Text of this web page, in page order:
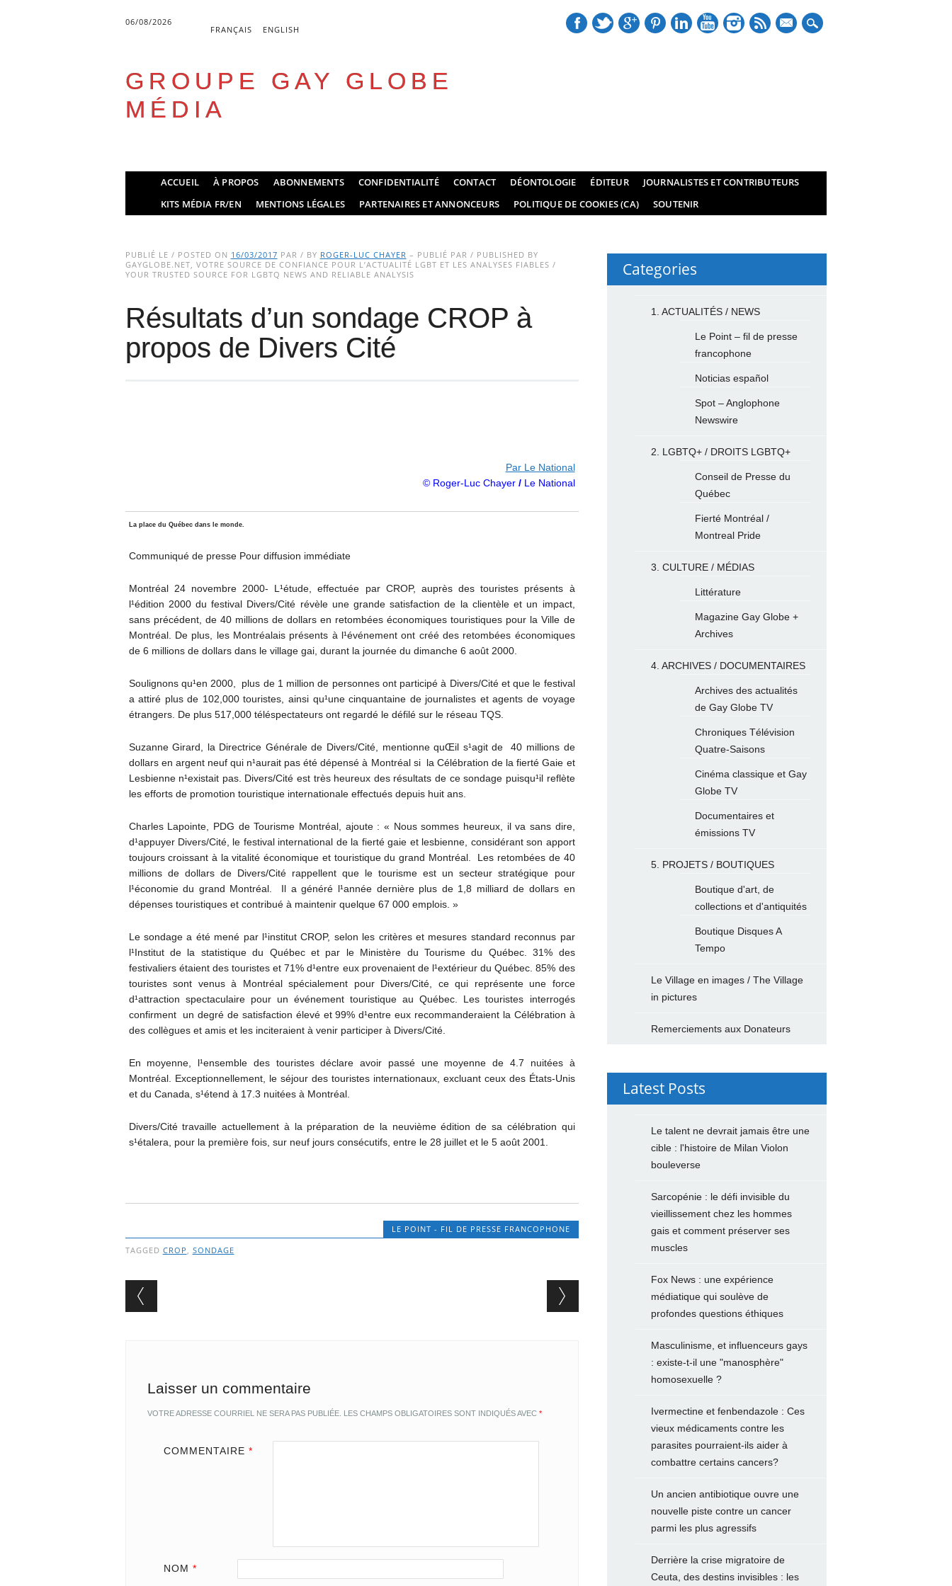
06/08/2026
FRANÇAIS ENGLISH
mail
GROUPE GAY GLOBE
MÉDIA
Main menu
ACCUEIL À PROPOS ABONNEMENTS CONFIDENTIALITÉ CONTACT DÉONTOLOGIE ÉDITEUR
JOURNALISTES ET CONTRIBUTEURS
KITS MÉDIA FR/EN
MENTIONS LÉGALES PARTENAIRES ET ANNONCEURS POLITIQUE DE COOKIES (CA) SOUTENIR
PUBLIÉ LE / POSTED ON 16/03/2017 PAR / BY ROGER-LUC CHAYER – PUBLIÉ PAR / PUBLISHED BY
GAYGLOBE.NET, VOTRE SOURCE DE CONFIANCE POUR L’ACTUALITÉ LGBT ET LES ANALYSES FIABLES /
YOUR TRUSTED SOURCE FOR LGBTQ NEWS AND RELIABLE ANALYSIS
Résultats d’un sondage CROP à
propos de Divers Cité
Par Le National
© Roger-Luc Chayer/Le National
La place du Québec dans le monde.
Communiqué de presse Pour diffusion immédiate
Montréal 24 novembre 2000- L¹étude, effectuée par CROP, auprès des touristes présents à
l¹édition 2000 du festival Divers/Cité révèle une grande satisfaction de la clientèle et un impact,
sans précédent, de 40 millions de dollars en retombées économiques touristiques pour la Ville de
Montréal. De plus, les Montréalais présents à l¹événement ont créé des retombées économiques
de 6 millions de dollars dans le village gai, durant la journée du dimanche 6 août 2000.
Soulignons qu¹en 2000, plus de 1 million de personnes ont participé à Divers/Cité et que le festival
a attiré plus de 102,000 touristes, ainsi qu¹une cinquantaine de journalistes et agents de voyage
étrangers. De plus 517,000 téléspectateurs ont regardé le défilé sur le réseau TQS.
Suzanne Girard, la Directrice Générale de Divers/Cité, mentionne quŒil s¹agit de 40 millions de
dollars en argent neuf qui n¹aurait pas été dépensé à Montréal si la Célébration de la fierté Gaie et
Lesbienne n¹existait pas. Divers/Cité est très heureux des résultats de ce sondage puisqu¹il reflète
les efforts de promotion touristique internationale effectués depuis huit ans.
Charles Lapointe, PDG de Tourisme Montréal, ajoute : « Nous sommes heureux, il va sans dire,
d¹appuyer Divers/Cité, le festival international de la fierté gaie et lesbienne, considérant son apport
toujours croissant à la vitalité économique et touristique du grand Montréal. Les retombées de 40
millions de dollars de Divers/Cité rappellent que le tourisme est un secteur stratégique pour
l¹économie du grand Montréal. Il a généré l¹année dernière plus de 1,8 milliard de dollars en
dépenses touristiques et contribué à maintenir quelque 67 000 emplois. »
Le sondage a été mené par l¹institut CROP, selon les critères et mesures standard reconnus par
l¹Institut de la statistique du Québec et par le Ministère du Tourisme du Québec. 31% des
festivaliers étaient des touristes et 71% d¹entre eux provenaient de l¹extérieur du Québec. 85% des
touristes sont venus à Montréal spécialement pour Divers/Cité, ce qui représente une force
d¹attraction spectaculaire pour un événement touristique au Québec. Les touristes interrogés
confirment un degré de satisfaction élevé et 99% d¹entre eux recommanderaient la Célébration à
des collègues et amis et les inciteraient à venir participer à Divers/Cité.
En moyenne, l¹ensemble des touristes déclare avoir passé une moyenne de 4.7 nuitées à
Montréal. Exceptionnellement, le séjour des touristes internationaux, excluant ceux des États-Unis
et du Canada, s¹étend à 17.3 nuitées à Montréal.
Divers/Cité travaille actuellement à la préparation de la neuvième édition de sa célébration qui
s¹étalera, pour la première fois, sur neuf jours consécutifs, entre le 28 juillet et le 5 août 2001.
LE POINT - FIL DE PRESSE FRANCOPHONE
TAGGED CROP , SONDAGE
Post navigation
Laisser un commentaire
VOTRE ADRESSE COURRIEL NE SERA PAS PUBLIÉE. LES CHAMPS OBLIGATOIRES SONT INDIQUÉS AVEC *
COMMENTAIRE *
NOM *
Categories
1. ACTUALITÉS / NEWS
Le Point – fil de presse
francophone
Noticias español
Spot – Anglophone
Newswire
2. LGBTQ+ / DROITS LGBTQ+
Conseil de Presse du
Québec
Fierté Montréal /
Montreal Pride
3. CULTURE / MÉDIAS
Littérature
Magazine Gay Globe +
Archives
4. ARCHIVES / DOCUMENTAIRES
Archives des actualités
de Gay Globe TV
Chroniques Télévision
Quatre-Saisons
Cinéma classique et Gay
Globe TV
Documentaires et
émissions TV
5. PROJETS / BOUTIQUES
Boutique d'art, de
collections et d'antiquités
Boutique Disques A
Tempo
Le Village en images / The Village
in pictures
Remerciements aux Donateurs
Latest Posts
Le talent ne devrait jamais être une
cible : l'histoire de Milan Violon
bouleverse
Sarcopénie : le défi invisible du
vieillissement chez les hommes
gais et comment préserver ses
muscles
Fox News : une expérience
médiatique qui soulève de
profondes questions éthiques
Masculinisme, et influenceurs gays
: existe-t-il une "manosphère"
homosexuelle ?
Ivermectine et fenbendazole : Ces
vieux médicaments contre les
parasites pourraient-ils aider à
combattre certains cancers?
Un ancien antibiotique ouvre une
nouvelle piste contre un cancer
parmi les plus agressifs
Derrière la crise migratoire de
Ceuta, des destins invisibles : les